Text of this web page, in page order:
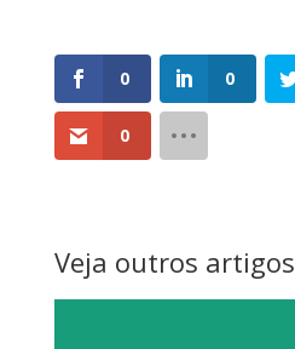
0 0
0
Veja outros artigos